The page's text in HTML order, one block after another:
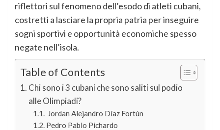
riflettori sul fenomeno dell’esodo di atleti cubani,
costretti a lasciare la propria patria per inseguire
sogni sportivi e opportunità economiche spesso
negate nell’isola.
Table of Contents
Chi sono i 3 cubani che sono saliti sul podio
alle Olimpiadi?
Jordan Alejandro Díaz Fortún
Pedro Pablo Pichardo